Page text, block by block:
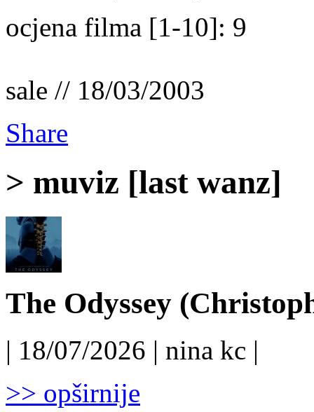
ocjena filma [1-10]: 9
sale // 18/03/2003
Share
> muviz [last wanz]
The Odyssey
| 18/07/2026 | nina kc |
>> opširnije